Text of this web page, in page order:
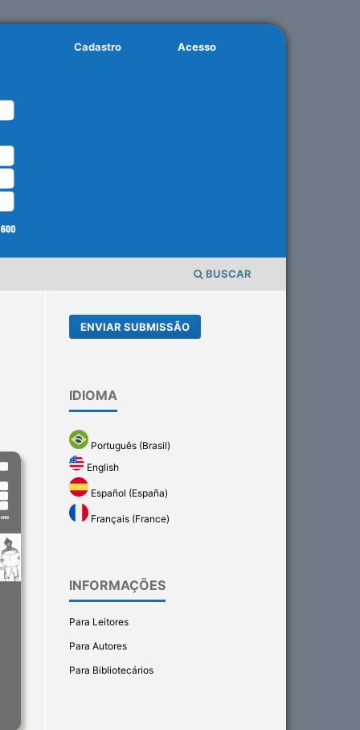
BUSCAR
Cadastro Acesso
ENVIAR SUBMISSÃO
IDIOMA
Português (Brasil)
English
Español (España)
Français (France)
INFORMAÇÕES
Para Leitores
Para Autores
Para Bibliotecários